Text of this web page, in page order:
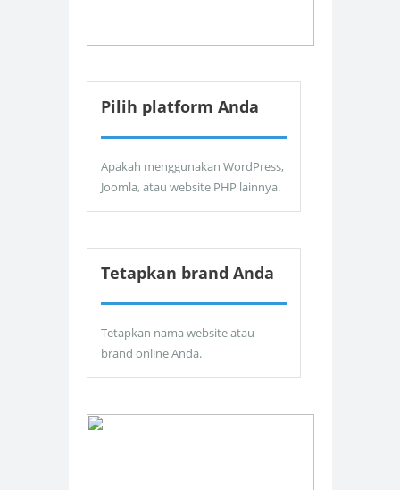
Pilih platform Anda
Apakah menggunakan WordPress,
Joomla, atau website PHP lainnya.
Tetapkan brand Anda
Tetapkan nama website atau
brand online Anda.